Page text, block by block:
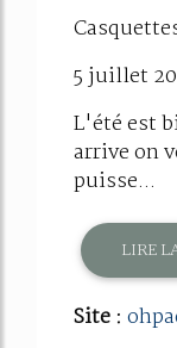
5 juillet
L'été est
arrive on
puisse...
LIRE
Site :